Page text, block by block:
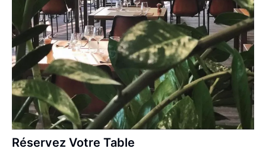
Réservez Votre Table